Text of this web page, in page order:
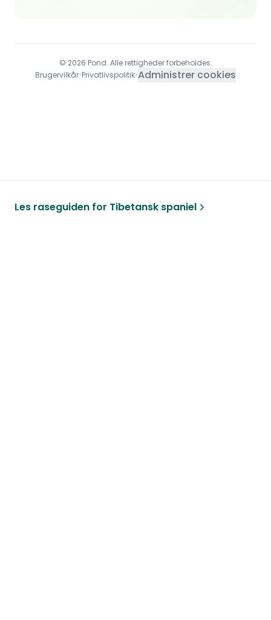
© 2026 Pond. Alle rettigheder forbeholdes.
Brugervilkår•Privatlivspolitik•Administrer cookies
Les raseguiden for Tibetansk spaniel